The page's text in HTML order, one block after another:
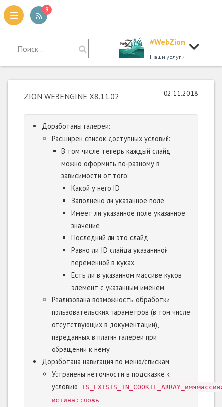
9
#WebZion
Наши услуги
ZION WEBENGINE X8.11.02 02.11.2018
Доработаны галереи:
Расширен список доступных условий:
В том числе теперь каждый слайд
можно оформить по-разному в
зависимости от того:
Какой у него ID
Заполнено ли указанное поле
Имеет ли указанное поле указанное
значение
Последний ли это слайд
Равно ли ID слайда указаннной
переменной в куках
Есть ли в указанном массиве куков
элемент с указанным именем
Реализована возможность обработки
пользовательских параметров (в том числе
отсутствующих в документации),
переданных в плагин галереи при
обращении к нему
Доработана навигация по меню/спискам
Устранены неточности в подсказке к
условию
истина::ложь